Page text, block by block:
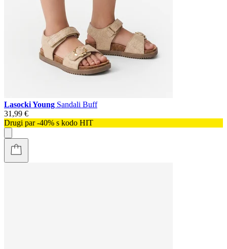
Lasocki Young Sandali Buff
31,99 €
Drugi par -40% s kodo HIT